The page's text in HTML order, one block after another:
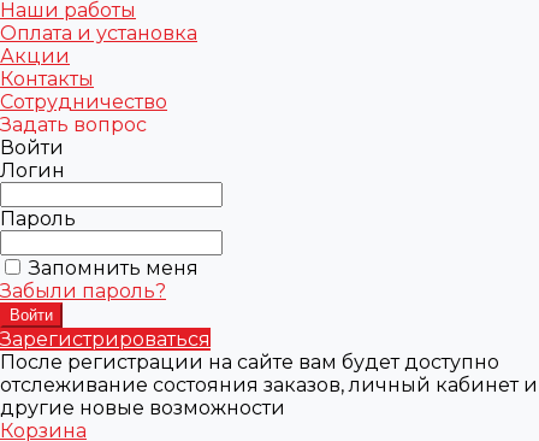
Наши работы
Оплата и установка
Акции
Контакты
Сотрудничество
Задать вопрос
Войти
Логин
Пароль
Запомнить меня
Забыли пароль?
Зарегистрироваться
После регистрации на сайте вам будет доступно
отслеживание состояния заказов, личный кабинет и
другие новые возможности
Корзина